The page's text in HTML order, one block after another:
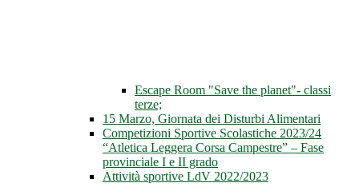
Escape Room "Save the planet"- classi
terze;
15 Marzo, Giornata dei Disturbi Alimentari
Competizioni Sportive Scolastiche 2023/24
“Atletica Leggera Corsa Campestre” – Fase
provinciale I e II grado
Attività sportive LdV 2022/2023